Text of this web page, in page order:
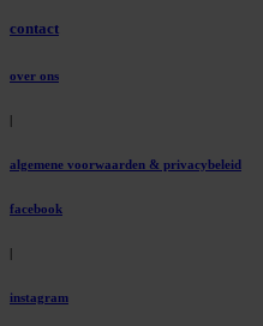
contact
over ons
|
algemene voorwaarden & privacybeleid
facebook
|
instagram